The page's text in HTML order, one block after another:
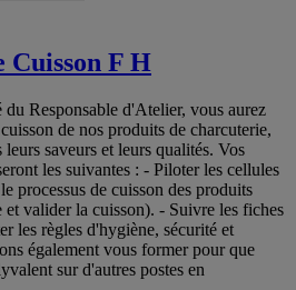
Cuisson F H
du Responsable d'Atelier, vous aurez
de nos produits de charcuterie,
saveurs et leurs qualités. Vos
les suivantes : - Piloter les cellules
processus de cuisson des produits
et valider la cuisson). - Suivre les fiches
les règles d'hygiène, sécurité et
également vous former pour que
sur d'autres postes en